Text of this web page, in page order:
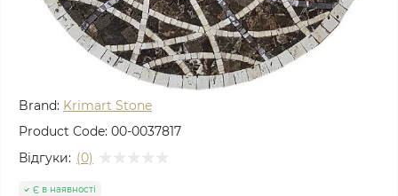
Brand: Krimart Stone
Product Code: 00-0037817
Відгуки: (0)
Є в наявності